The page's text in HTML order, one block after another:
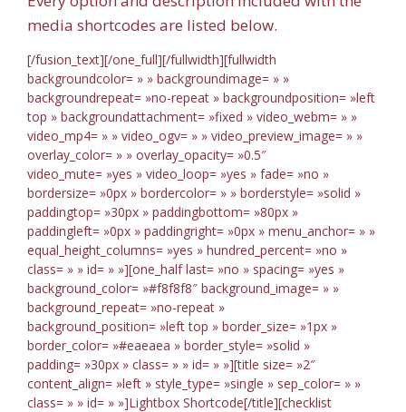
media shortcodes are listed below.
[/fusion_text][/one_full][/fullwidth][fullwidth
backgroundcolor= » » backgroundimage= » »
backgroundrepeat= »no-repeat » backgroundposition= »left
top » backgroundattachment= »fixed » video_webm= » »
video_mp4= » » video_ogv= » » video_preview_image= » »
overlay_color= » » overlay_opacity= »0.5″
video_mute= »yes » video_loop= »yes » fade= »no »
bordersize= »0px » bordercolor= » » borderstyle= »solid »
paddingtop= »30px » paddingbottom= »80px »
paddingleft= »0px » paddingright= »0px » menu_anchor= » »
equal_height_columns= »yes » hundred_percent= »no »
class= » » id= » »][one_half last= »no » spacing= »yes »
background_color= »#f8f8f8″ background_image= » »
background_repeat= »no-repeat »
background_position= »left top » border_size= »1px »
border_color= »#eaeaea » border_style= »solid »
padding= »30px » class= » » id= » »][title size= »2″
content_align= »left » style_type= »single » sep_color= » »
class= » » id= » »]Lightbox Shortcode[/title][checklist